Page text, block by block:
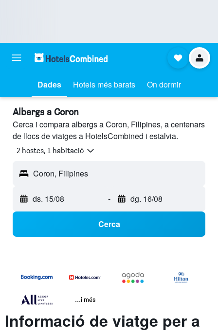
Dades Hotels més barats On dormir
Albergs a Coron
Cerca i compara albergs a Coron, Filipines, a centenars
de llocs de viatges a HotelsCombined i estalvia.
2 hostes, 1 habitació
Coron, Filipines
ds. 15/08 - dg. 16/08
Cerca
...i més
Informació de viatge per a